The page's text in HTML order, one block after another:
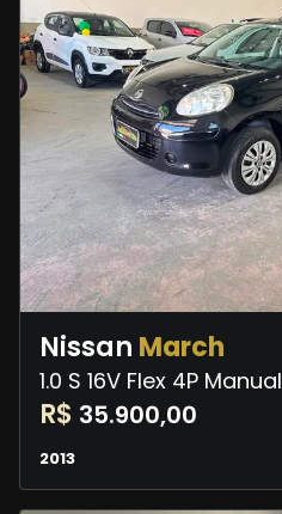
Nissan March
1.0 S 16V Flex 4P Manual
R$ 35.900,00
2013